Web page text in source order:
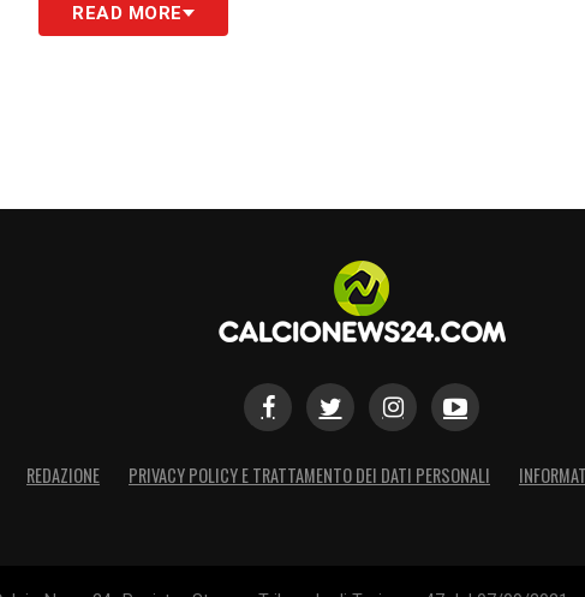
NEWSREAD MORE
REDAZIONE PRIVACY POLICY E TRATTAMENTO DEI DATI PERSONALI